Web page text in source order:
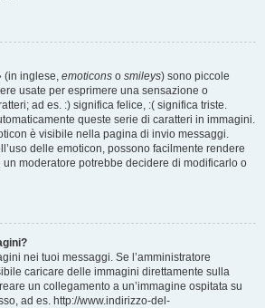
(in inglese, emoticons o smileys) sono piccole
usate per esprimere una sensazione o
ad es. :) significa felice, :( significa triste.
queste serie di caratteri in immagini.
è visibile nella pagina di invio messaggi.
delle emoticon, possono facilmente rendere
moderatore potrebbe decidere di modificarlo o
nei tuoi messaggi. Se l’amministratore
caricare delle immagini direttamente sulla
un collegamento a un’immagine ospitata su
ad es. http://www.indirizzo-del-